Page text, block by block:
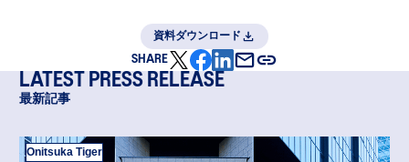
資料ダウンロード
SHARE
LATEST PRESS RELEASE
最新記事
Onitsuka Tiger